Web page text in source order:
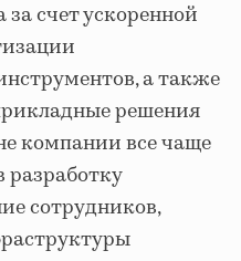
счет ускоренной
а также
решения
компании все чаще
разработку
сотрудников,